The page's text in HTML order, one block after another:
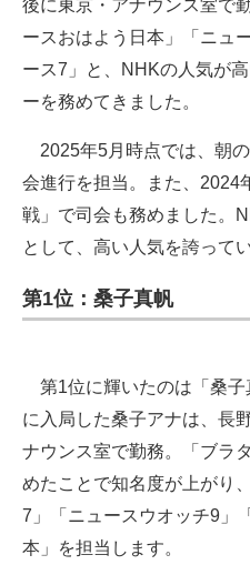
後に東京・アナウンス室で
ースおはよう日本」「ニュ
ース7」と、NHKの人気が
ーを務めてきました。
2025年5月時点では、朝
会進行を担当。また、2024
戦」で司会も務めました。
として、高い人気を誇って
第1位：桑子真帆
第1位に輝いたのは「桑子
に入局した桑子アナは、長
ナウンス室で勤務。「ブラ
めたことで知名度が上がり
7」「ニュースウオッチ9」
本」を担当します。